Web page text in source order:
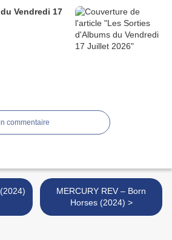
Vendredi 17
commentaire
MERCURY REV – Born
Horses (2024) >